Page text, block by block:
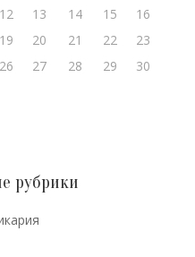
12 13 14 15
16
19 20 21 22
23
26 27 28 29
30
рубрики